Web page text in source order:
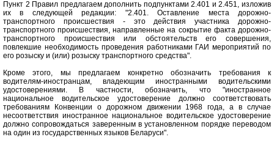
Пункт 2 Правил предлагаем дополнить подпунктами 2.401 и 2.451, изложив
их в следующей редакции: "2.401. Оставление места дорожно-
транспортного происшествия - это действия участника дорожно-
транспортного происшествия, направленные на сокрытие факта дорожно-
транспортного происшествия или обстоятельств его совершения,
повлекшие необходимость проведения работниками ГАИ мероприятий по
его розыску и (или) розыску транспортного средства".
Кроме этого, мы предлагаем конкретно обозначить требования к
водителям-иностранцам, владеющим иностранными водительскими
удостоверениями. В частности, обозначить, что "иностранное
национальное водительское удостоверение должно соответствовать
требованиям Конвенции о дорожном движении 1968 года, а в случае
несоответствия иностранное национальное водительское удостоверение
должно сопровождаться заверенным в установленном порядке переводом
на один из государственных языков Беларуси".